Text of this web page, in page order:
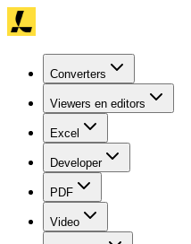
Converters
Viewers en editors
Excel
Developer
PDF
Video